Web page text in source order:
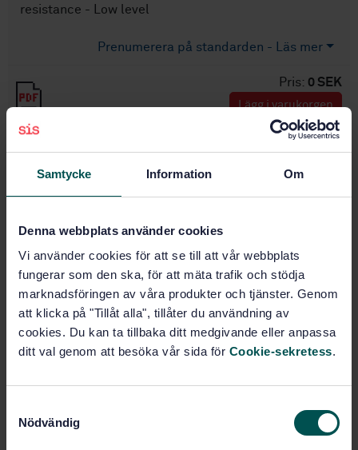
Samtycke Information Om
Denna webbplats använder cookies
Vi använder cookies för att se till att vår webbplats
fungerar som den ska, för att mäta trafik och stödja
marknadsföringen av våra produkter och tjänster. Genom
att klicka på "Tillåt alla", tillåter du användning av
cookies. Du kan ta tillbaka ditt medgivande eller anpassa
ditt val genom att besöka vår sida för Cookie-sekretess.
Nödvändig
resistance - Low level
Prenumerera på standarden - Läs mer
Pris: 0 SEK
PDF
Lägg i varukorgen
Språk: Engelska
Framtagen av:
Standardiseringsarbete utan
svenskt deltagande, SIS/TK 998
Internationell titel:Aerospace series -
Elements of electrical and optical
connection - Test methods - Part 201:
Contact resistance - Low level
Artikelnummer:STD-18362
Fastställd: